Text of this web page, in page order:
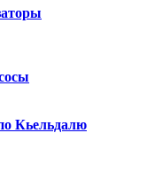
Кьельдалю